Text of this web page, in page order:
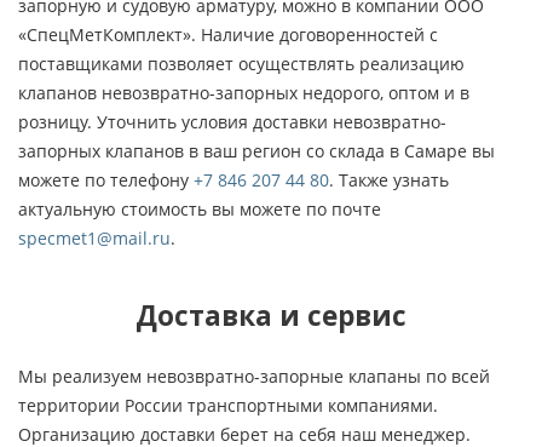
запорную и судовую арматуру, можно в компании ООО
«СпецМетКомплект». Наличие договоренностей с
поставщиками позволяет осуществлять реализацию
клапанов невозвратно-запорных недорого, оптом и в
розницу. Уточнить условия доставки невозвратно-
запорных клапанов в ваш регион со склада в Самаре вы
можете по телефону +7 846 207 44 80. Также узнать
актуальную стоимость вы можете по почте
specmet1@mail.ru.
Доставка и сервис
Мы реализуем невозвратно-запорные клапаны по всей
территории России транспортными компаниями.
Организацию доставки берет на себя наш менеджер.